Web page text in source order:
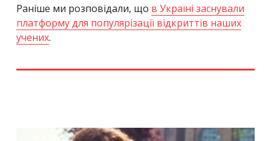
Раніше ми розповідали, що в Україні заснували
платформу для популярізації відкриттів наших
учених.